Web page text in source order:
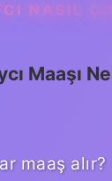
NASIL
Maaşı
maaş alır?